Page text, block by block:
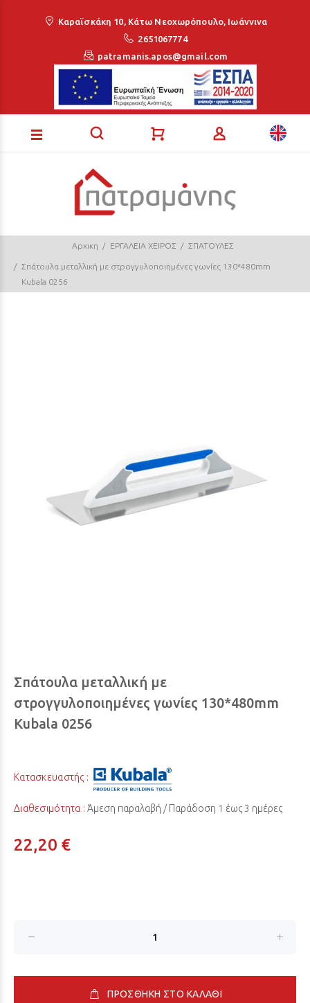
Καραϊσκάκη 10, Κάτω Νεοχωρόπουλο, Ιωάννινα
2651067774
patramanis.apos@gmail.com
Αρχικη ΕΡΓΑΛΕΙΑ ΧΕΙΡΟΣ ΣΠΑΤΟΥΛΕΣ
Σπάτουλα μεταλλική με στρογγυλοποιημένες γωνίες 130*480mm
Kubala 0256
Σπάτουλα μεταλλική με
στρογγυλοποιημένες γωνίες 130*480mm
Kubala 0256
Κατασκευαστής :
Διαθεσιμότητα :Άμεση παραλαβή / Παράδoση 1 έως 3 ημέρες
22,20 €
ΠΡΟΣΘΗΚΗ ΣΤΟ ΚΑΛΑΘΙ